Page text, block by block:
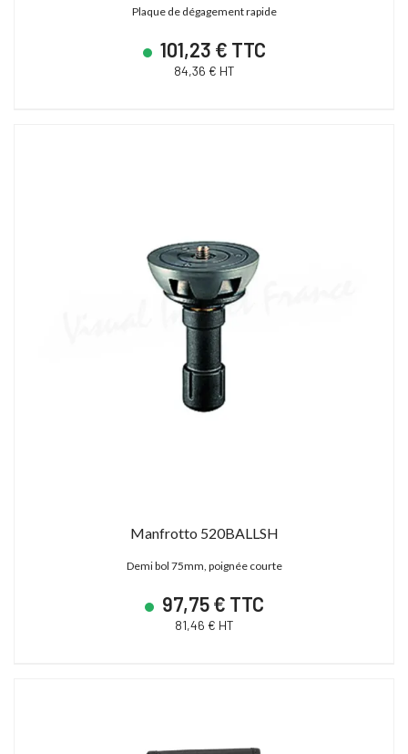
Plaque de dégagement rapide
101,23 € TTC
84,36 € HT
Manfrotto 520BALLSH
Demi bol 75mm, poignée courte
97,75 € TTC
81,46 € HT